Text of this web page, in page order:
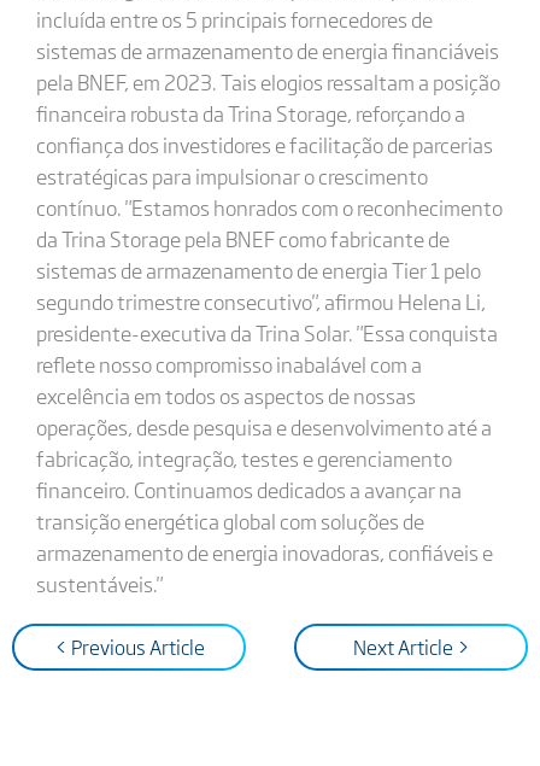
incluída entre os 5 principais fornecedores de
sistemas de armazenamento de energia financiáveis
pela BNEF, em 2023. Tais elogios ressaltam a posição
financeira robusta da Trina Storage, reforçando a
confiança dos investidores e facilitação de parcerias
estratégicas para impulsionar o crescimento
contínuo. "Estamos honrados com o reconhecimento
da Trina Storage pela BNEF como fabricante de
sistemas de armazenamento de energia Tier 1 pelo
segundo trimestre consecutivo", afirmou Helena Li,
presidente-executiva da Trina Solar. "Essa conquista
reflete nosso compromisso inabalável com a
excelência em todos os aspectos de nossas
operações, desde pesquisa e desenvolvimento até a
fabricação, integração, testes e gerenciamento
financeiro. Continuamos dedicados a avançar na
transição energética global com soluções de
armazenamento de energia inovadoras, confiáveis e
sustentáveis."
< Previous Article Next Article >